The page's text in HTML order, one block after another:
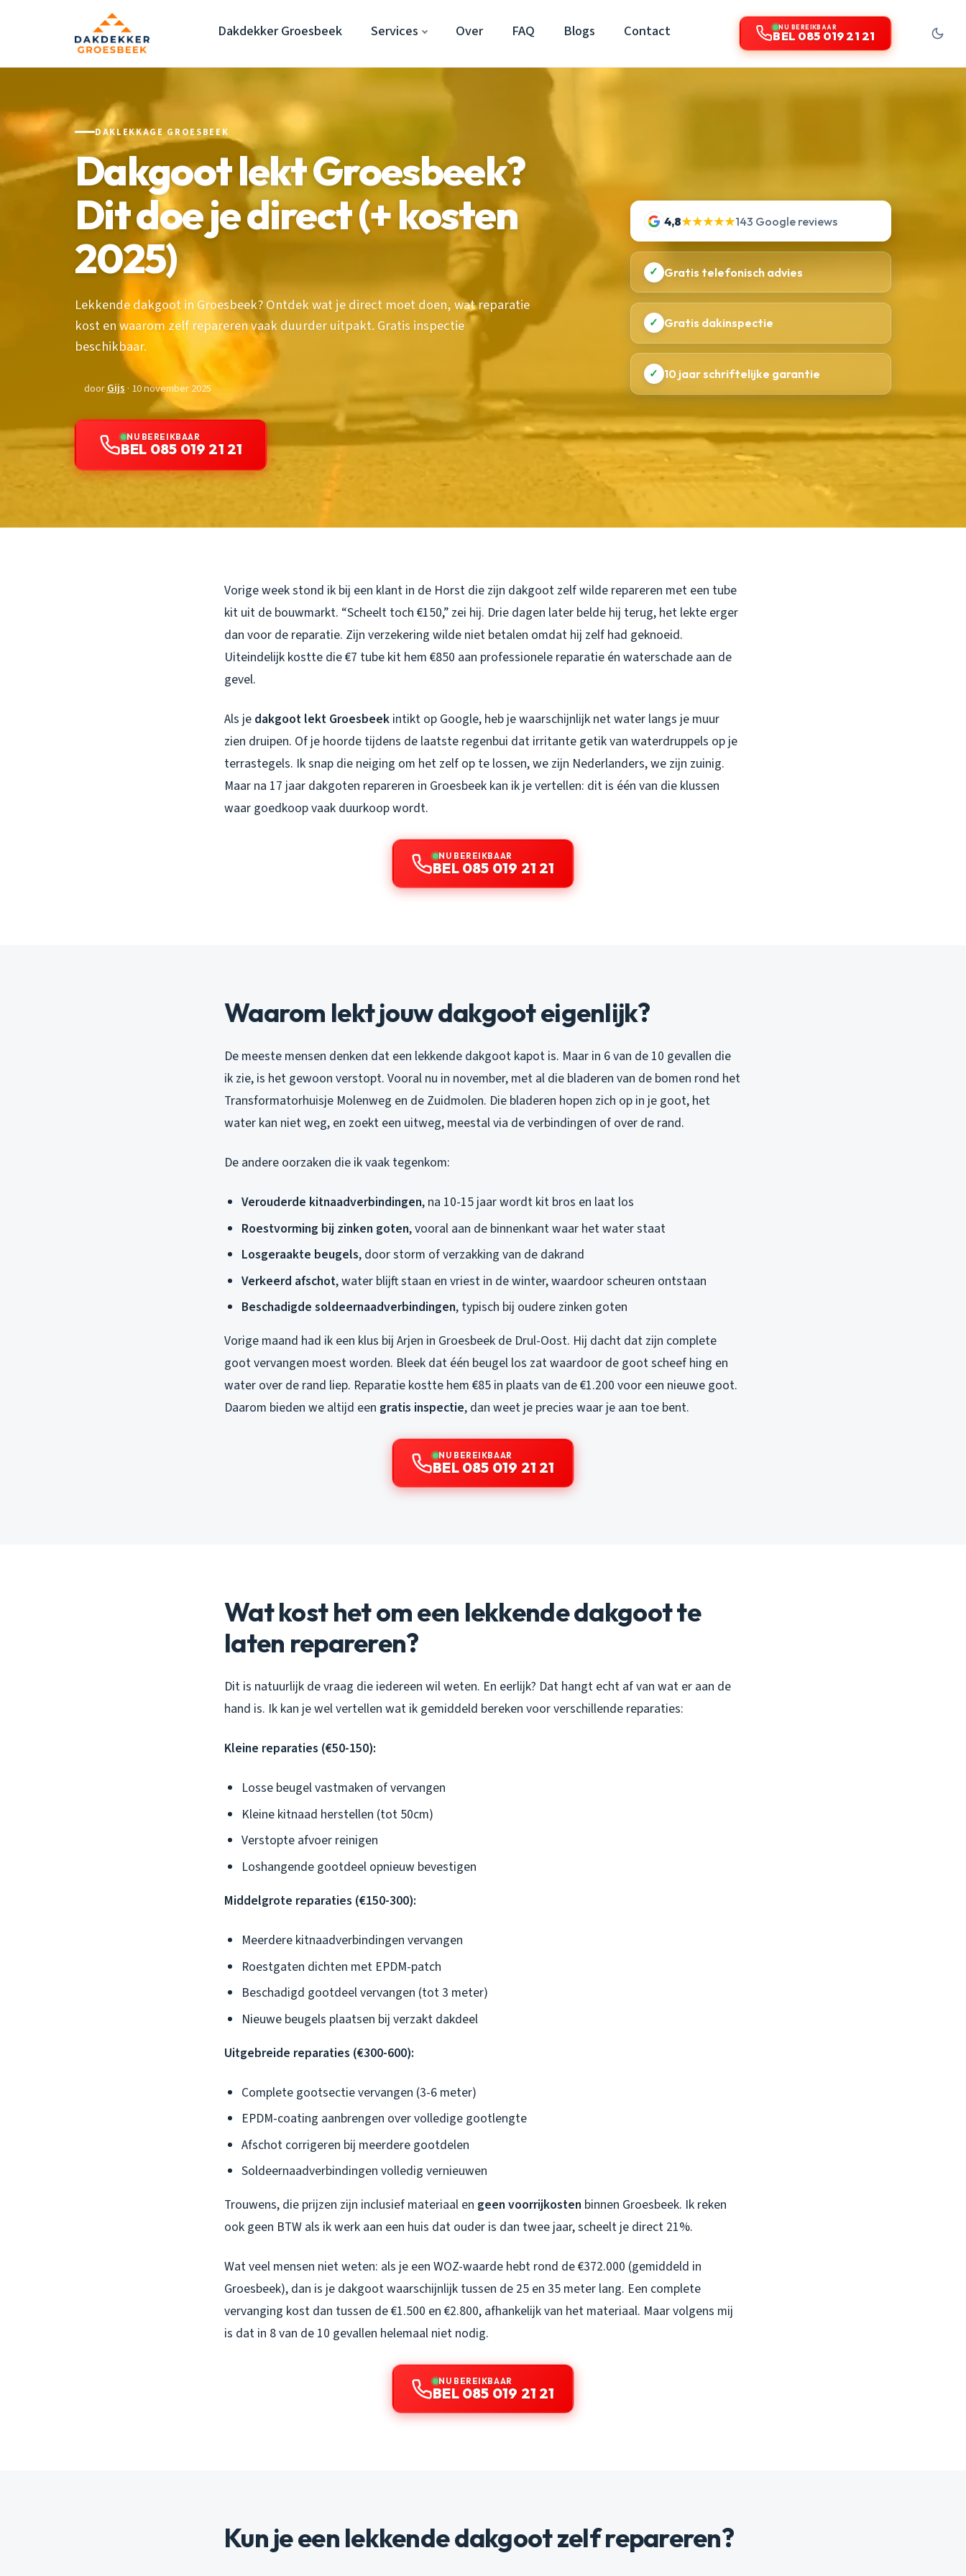
Dakdekker Groesbeek Services Over FAQ Blogs Contact NU BEREIKBAAR
BEL 085 019 21 21
DAKLEKKAGE GROESBEEK
Dakgoot lekt Groesbeek?
Dit doe je direct (+ kosten
2025)
Lekkende dakgoot in Groesbeek? Ontdek wat je direct moet doen, wat reparatie
kost en waarom zelf repareren vaak duurder uitpakt. Gratis inspectie
beschikbaar.
doorGijs · 10 november 2025
NU BEREIKBAAR
BEL 085 019 21 21
4,8★★★★★143 Google reviews
✓ Gratis telefonisch advies
✓ Gratis dakinspectie
✓ 10 jaar schriftelijke garantie
Vorige week stond ik bij een klant in de Horst die zijn dakgoot zelf wilde repareren met een tube
kit uit de bouwmarkt. “Scheelt toch €150,” zei hij. Drie dagen later belde hij terug, het lekte erger
dan voor de reparatie. Zijn verzekering wilde niet betalen omdat hij zelf had geknoeid.
Uiteindelijk kostte die €7 tube kit hem €850 aan professionele reparatie én waterschade aan de
gevel.
Als je dakgoot lekt Groesbeek intikt op Google, heb je waarschijnlijk net water langs je muur
zien druipen. Of je hoorde tijdens de laatste regenbui dat irritante getik van waterdruppels op je
terrastegels. Ik snap die neiging om het zelf op te lossen, we zijn Nederlanders, we zijn zuinig.
Maar na 17 jaar dakgoten repareren in Groesbeek kan ik je vertellen: dit is één van die klussen
waar goedkoop vaak duurkoop wordt.
NU BEREIKBAAR
BEL 085 019 21 21
Waarom lekt jouw dakgoot eigenlijk?
De meeste mensen denken dat een lekkende dakgoot kapot is. Maar in 6 van de 10 gevallen die
ik zie, is het gewoon verstopt. Vooral nu in november, met al die bladeren van de bomen rond het
Transformatorhuisje Molenweg en de Zuidmolen. Die bladeren hopen zich op in je goot, het
water kan niet weg, en zoekt een uitweg, meestal via de verbindingen of over de rand.
De andere oorzaken die ik vaak tegenkom:
Verouderde kitnaadverbindingen, na 10-15 jaar wordt kit bros en laat los
Roestvorming bij zinken goten, vooral aan de binnenkant waar het water staat
Losgeraakte beugels, door storm of verzakking van de dakrand
Verkeerd afschot, water blijft staan en vriest in de winter, waardoor scheuren ontstaan
Beschadigde soldeernaadverbindingen, typisch bij oudere zinken goten
Vorige maand had ik een klus bij Arjen in Groesbeek de Drul-Oost. Hij dacht dat zijn complete
goot vervangen moest worden. Bleek dat één beugel los zat waardoor de goot scheef hing en
water over de rand liep. Reparatie kostte hem €85 in plaats van de €1.200 voor een nieuwe goot.
Daarom bieden we altijd een gratis inspectie, dan weet je precies waar je aan toe bent.
NU BEREIKBAAR
BEL 085 019 21 21
Wat kost het om een lekkende dakgoot te
laten repareren?
Dit is natuurlijk de vraag die iedereen wil weten. En eerlijk? Dat hangt echt af van wat er aan de
hand is. Ik kan je wel vertellen wat ik gemiddeld bereken voor verschillende reparaties:
Kleine reparaties (€50-150):
Losse beugel vastmaken of vervangen
Kleine kitnaad herstellen (tot 50cm)
Verstopte afvoer reinigen
Loshangende gootdeel opnieuw bevestigen
Middelgrote reparaties (€150-300):
Meerdere kitnaadverbindingen vervangen
Roestgaten dichten met EPDM-patch
Beschadigd gootdeel vervangen (tot 3 meter)
Nieuwe beugels plaatsen bij verzakt dakdeel
Uitgebreide reparaties (€300-600):
Complete gootsectie vervangen (3-6 meter)
EPDM-coating aanbrengen over volledige gootlengte
Afschot corrigeren bij meerdere gootdelen
Soldeernaadverbindingen volledig vernieuwen
Trouwens, die prijzen zijn inclusief materiaal en geen voorrijkosten binnen Groesbeek. Ik reken
ook geen BTW als ik werk aan een huis dat ouder is dan twee jaar, scheelt je direct 21%.
Wat veel mensen niet weten: als je een WOZ-waarde hebt rond de €372.000 (gemiddeld in
Groesbeek), dan is je dakgoot waarschijnlijk tussen de 25 en 35 meter lang. Een complete
vervanging kost dan tussen de €1.500 en €2.800, afhankelijk van het materiaal. Maar volgens mij
is dat in 8 van de 10 gevallen helemaal niet nodig.
NU BEREIKBAAR
BEL 085 019 21 21
Kun je een lekkende dakgoot zelf repareren?